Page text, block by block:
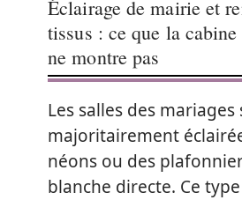
Éclairage de mairie et
tissus : ce que la cabine
ne montre pas
Les salles des mariages
majoritairement
néons ou des
blanche directe. Ce type